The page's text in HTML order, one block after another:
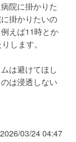
院に掛かりた
掛かりたいの
えば11時とか
します。
は避けてほし
は浸透しない
2026/03/24 04:47